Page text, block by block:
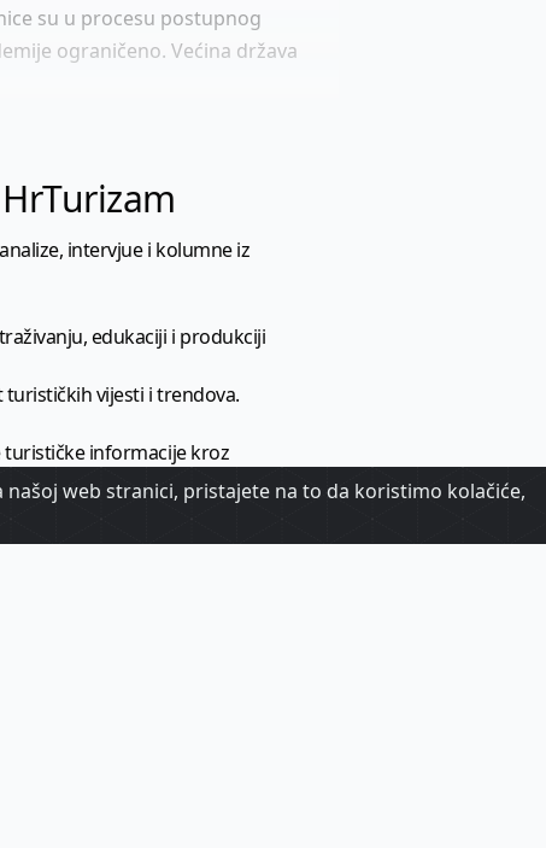
su u procesu postupnog
ograničeno. Većina država
intervjue i kolumne iz
edukaciji i produkciji
vijesti i trendova.
turističke informacije kroz
web stranici, pristajete na to da koristimo kolačiće,